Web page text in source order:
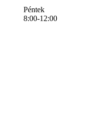
Péntek
8:00-12:00